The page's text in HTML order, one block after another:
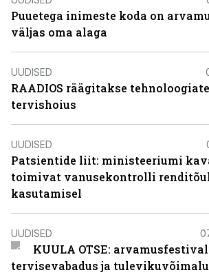
Puuetega inimeste koda on
väljas oma alaga
UUDISED
RAADIOS räägitakse
tervishoius
UUDISED
Patsientide liit: ministeeriumi
toimivat vanusekontrolli
kasutamisel
UUDISED
KUULA OTSE:
tervisevabadus ja